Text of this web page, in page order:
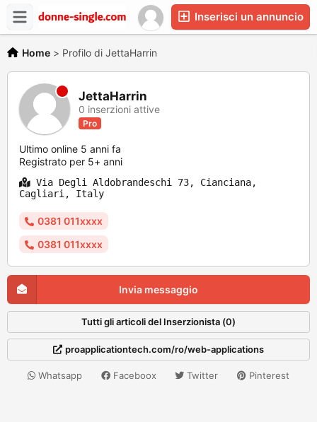
Inserisci un annuncio
Home > Profilo di JettaHarrin
JettaHarrin
0 inserzioni attive
Pro
Ultimo online 5 anni fa
Registrato per 5+ anni
Via Degli Aldobrandeschi 73, Cianciana,
Cagliari, Italy
0381 011xxxx
0381 011xxxx
Invia messaggio
Tutti gli articoli del Inserzionista (0)
proapplicationtech.com/ro/web-applications
Whatsapp Faceboox Twitter Pinterest